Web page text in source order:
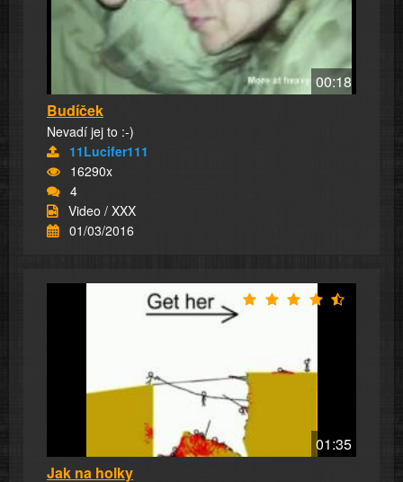
00:18
Budíček
Nevadí jej to :-)
11Lucifer111
16290x
4
Video / XXX
01/03/2016
01:35
Jak na holky